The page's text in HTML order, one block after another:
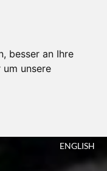
besser an Ihre
unsere
ENGLISH